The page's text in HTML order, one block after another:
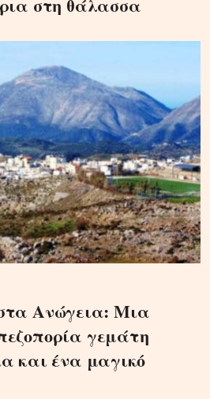
στη θάλασσα
Ανώγεια: Μια
γεμάτη
και ένα μαγικό